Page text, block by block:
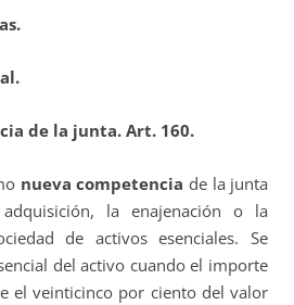
de la junta. Art. 160.
nueva competencia de la junta
la enajenación o la
de activos esenciales. Se
del activo cuando el importe
el veinticinco por ciento del valor